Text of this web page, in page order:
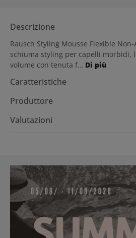
Descrizione
Rausch Styling Mousse Flexible
schiuma styling per capelli morbidi,
volume con tenuta f… Di più
Caratteristiche
Produttore
Valutazioni